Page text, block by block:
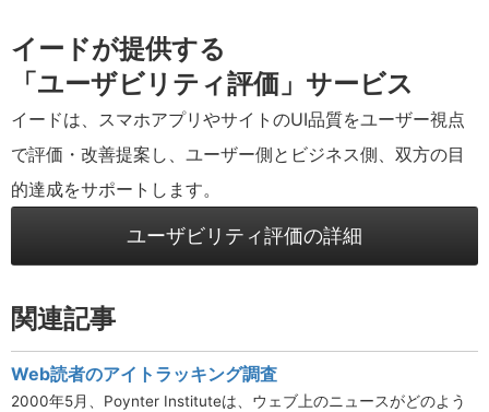
イードが提供する
「ユーザビリティ評価」サービス
イードは、スマホアプリやサイトのUI品質をユーザー視点
で評価・改善提案し、ユーザー側とビジネス側、双方の目
的達成をサポートします。
ユーザビリティ評価の詳細
関連記事
Web読者のアイトラッキング調査
2000年5月、Poynter Instituteは、ウェブ上のニュースがどのよう